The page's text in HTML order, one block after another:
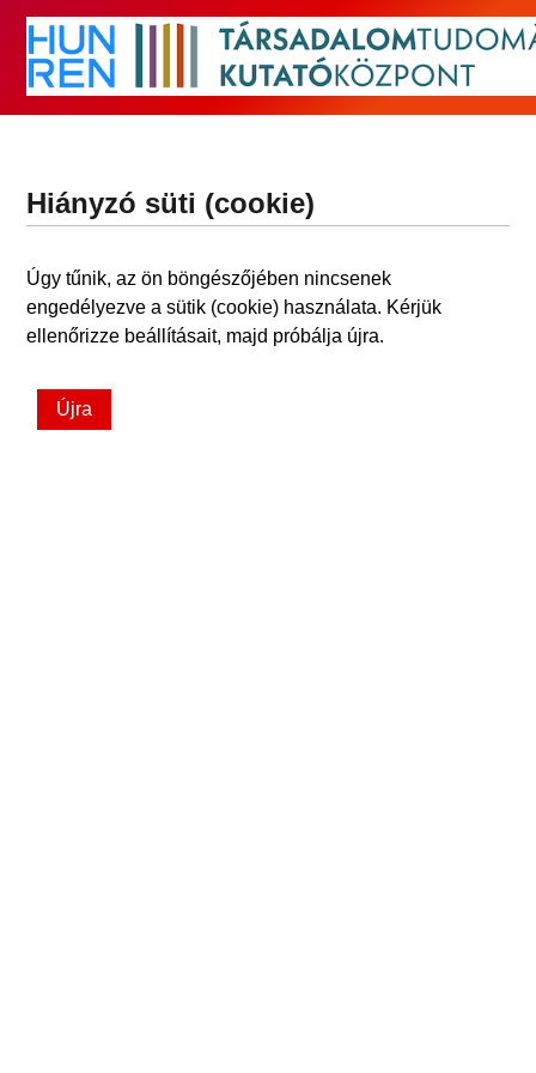
Hiányzó süti (cookie)
Úgy tűnik, az ön böngészőjében nincsenek
engedélyezve a sütik (cookie) használata. Kérjük
ellenőrizze beállításait, majd próbálja újra.
Újra